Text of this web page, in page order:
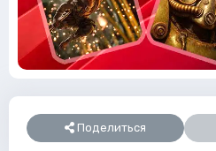
Поделиться